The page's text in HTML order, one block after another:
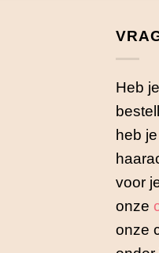
Heb
heb
voor
onze
onze